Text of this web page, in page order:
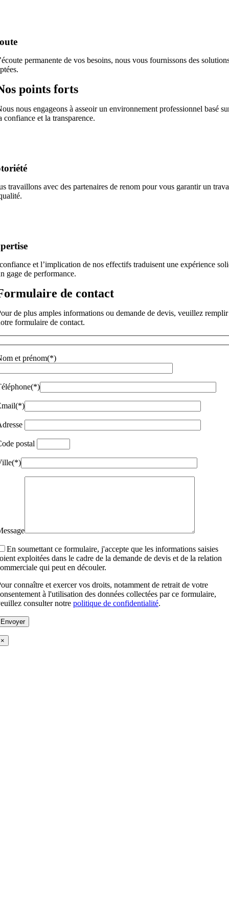
permanente de vos besoins, nous vous fournissons des
points forts
nous engageons à asseoir un environnement professionnel basé
confiance et la transparence.
travaillons avec des partenaires de renom pour vous garantir un
et l’implication de nos effectifs traduisent une expérience
gage de performance.
de contact
de plus amples informations ou demande de devis, veuillez remplir
formulaire de contact.
et prénom(*)
postal
En soumettant ce formulaire, j'accepte que les informations saisies
exploitées dans le cadre de la demande de devis et de la relation
qui peut en découler.
connaître et exercer vos droits, notamment de retrait de votre
à l'utilisation des données collectées par ce formulaire,
consulter notre politique de confidentialité.
×